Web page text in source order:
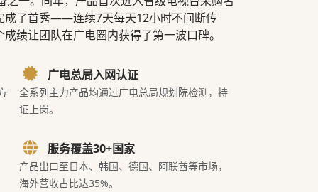
成了首秀——连续7天每天12小时不间断传
绩让团队在广电圈内获得了第一波口碑。
广电总局入网认证
全系列主力产品均通过广电总局规划院检测，持
证上岗。
服务覆盖30+国家
产品出口至日本、韩国、德国、阿联酋等市场，
海外营收占比达35%。